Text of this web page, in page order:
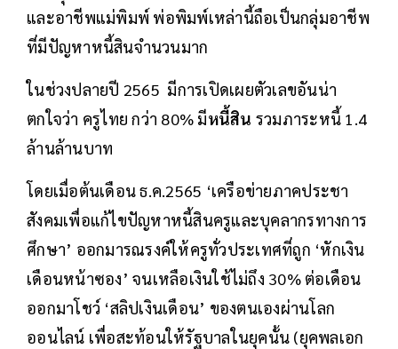
และอาชีพแม่พิมพ์ พ่อพิมพ์เหล่านี้ถือเป็นกลุ่มอาชีพ
ที่มีปัญหาหนี้สินจำนวนมาก
ในช่วงปลายปี 2565 มีการเปิดเผยตัวเลขอันน่า
ตกใจว่า ครูไทย กว่า 80% มีหนี้สิน รวมภาระหนี้ 1.4
ล้านล้านบาท
โดยเมื่อต้นเดือน ธ.ค.2565 ‘เครือข่ายภาคประชา
สังคมเพื่อแก้ไขปัญหาหนี้สินครูและบุคลากรทางการ
ศึกษา’ ออกมารณรงค์ให้ครูทั่วประเทศที่ถูก ‘หักเงิน
เดือนหน้าซอง’ จนเหลือเงินใช้ไม่ถึง 30% ต่อเดือน
ออกมาโชว์ ‘สลิปเงินเดือน’ ของตนเองผ่านโลก
ออนไลน์ เพื่อสะท้อนให้รัฐบาลในยุคนั้น (ยุคพลเอก